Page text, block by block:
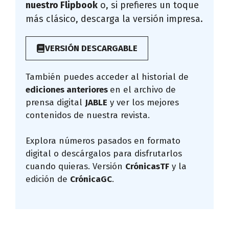
nuestro Flipbook o, si prefieres un toque
más clásico, descarga la versión impresa.
VERSIÓN DESCARGABLE
También puedes acceder al historial de
ediciones anteriores en el archivo de
prensa digital JABLE y ver los mejores
contenidos de nuestra revista.
Explora números pasados en formato
digital o descárgalos para disfrutarlos
cuando quieras. Versión CrónicasTF y la
edición de CrónicaGC.